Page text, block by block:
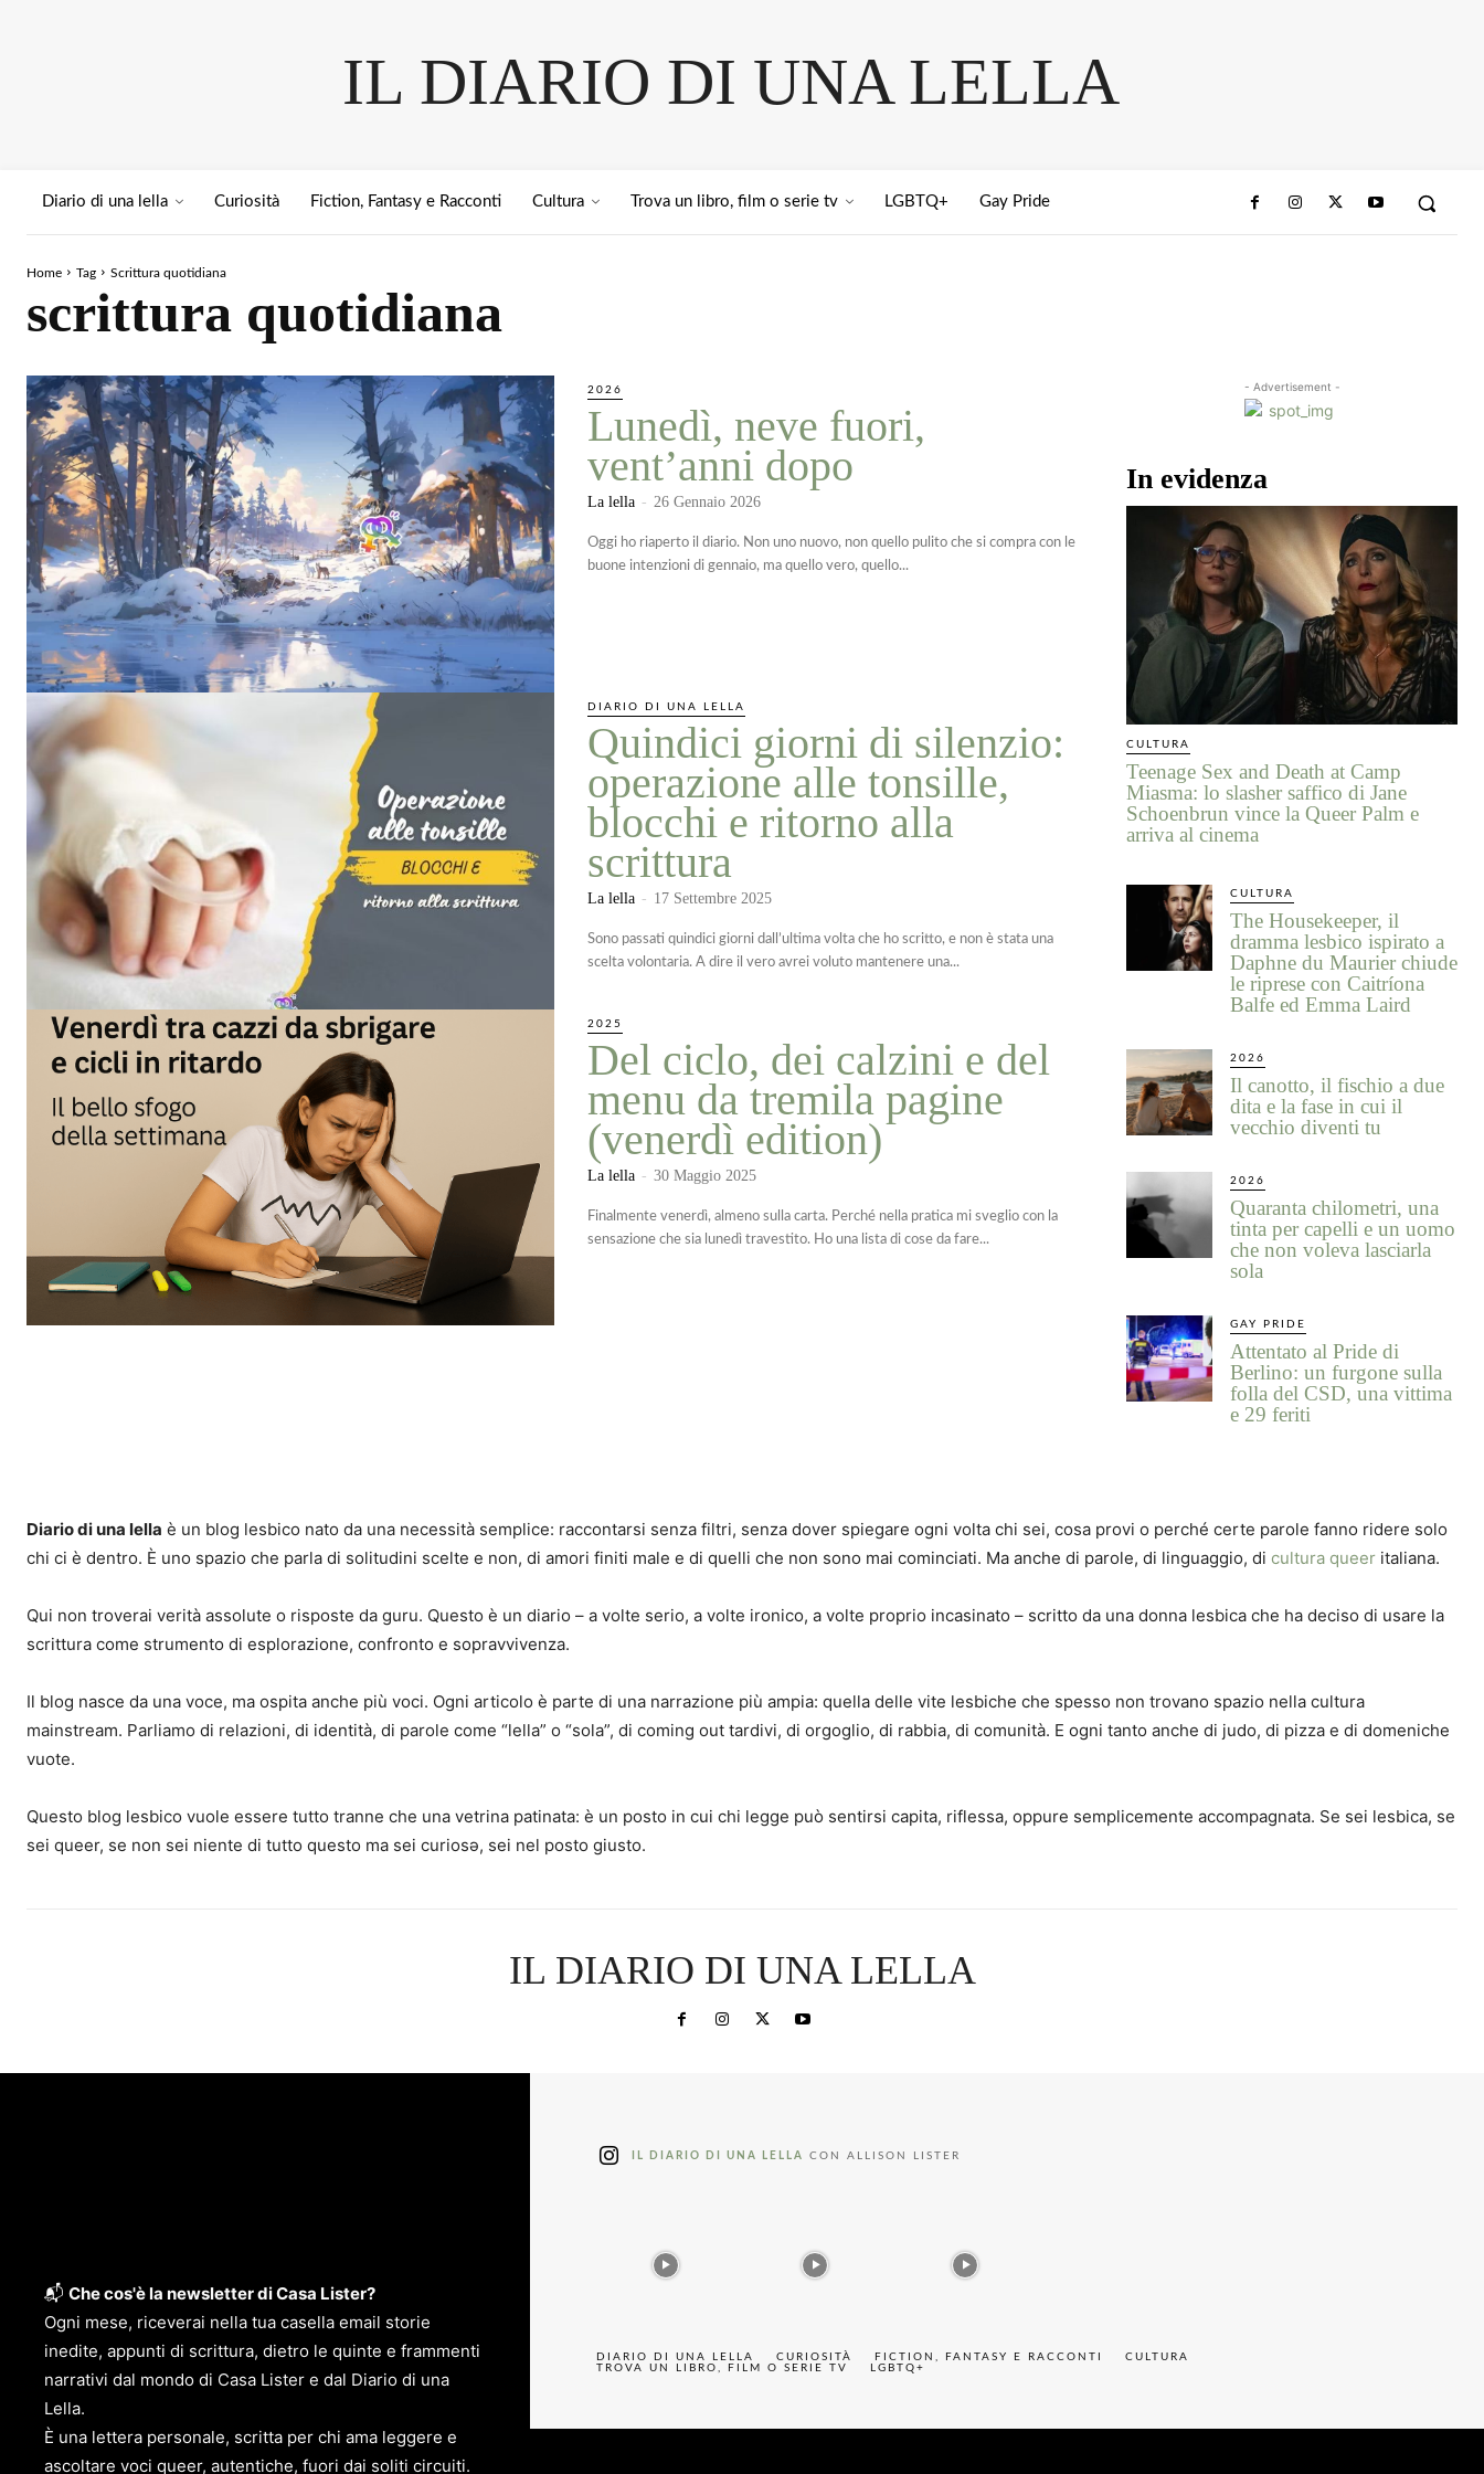
IL DIARIO DI UNA LELLA
Diario di una lella Curiosità Fiction, Fantasy e Racconti Cultura Trova un libro, film o serie tv LGBTQ+ Gay Pride
Home Tag Scrittura quotidiana
scrittura quotidiana
2026
Lunedì, neve fuori,
vent’anni dopo
La lella - 26 Gennaio 2026
Oggi ho riaperto il diario. Non uno nuovo, non quello pulito che si compra con le
buone intenzioni di gennaio, ma quello vero, quello...
DIARIO DI UNA LELLA
Quindici giorni di silenzio:
operazione alle tonsille,
blocchi e ritorno alla
scrittura
La lella - 17 Settembre 2025
Sono passati quindici giorni dall’ultima volta che ho scritto, e non è stata una
scelta volontaria. A dire il vero avrei voluto mantenere una...
2025
Del ciclo, dei calzini e del
menu da tremila pagine
(venerdì edition)
La lella - 30 Maggio 2025
Finalmente venerdì, almeno sulla carta. Perché nella pratica mi sveglio con la
sensazione che sia lunedì travestito. Ho una lista di cose da fare...
- Advertisement -
In evidenza
CULTURA
Teenage Sex and Death at Camp
Miasma: lo slasher saffico di Jane
Schoenbrun vince la Queer Palm e
arriva al cinema
CULTURA
The Housekeeper, il
dramma lesbico ispirato a
Daphne du Maurier chiude
le riprese con Caitríona
Balfe ed Emma Laird
2026
Il canotto, il fischio a due
dita e la fase in cui il
vecchio diventi tu
2026
Quaranta chilometri, una
tinta per capelli e un uomo
che non voleva lasciarla
sola
GAY PRIDE
Attentato al Pride di
Berlino: un furgone sulla
folla del CSD, una vittima
e 29 feriti
Diario di una lella è un blog lesbico nato da una necessità semplice: raccontarsi senza filtri, senza dover spiegare ogni volta chi sei, cosa provi o perché certe parole fanno ridere solo
chi ci è dentro. È uno spazio che parla di solitudini scelte e non, di amori finiti male e di quelli che non sono mai cominciati. Ma anche di parole, di linguaggio, di cultura queer italiana.
Qui non troverai verità assolute o risposte da guru. Questo è un diario – a volte serio, a volte ironico, a volte proprio incasinato – scritto da una donna lesbica che ha deciso di usare la
scrittura come strumento di esplorazione, confronto e sopravvivenza.
Il blog nasce da una voce, ma ospita anche più voci. Ogni articolo è parte di una narrazione più ampia: quella delle vite lesbiche che spesso non trovano spazio nella cultura
mainstream. Parliamo di relazioni, di identità, di parole come “lella” o “sola”, di coming out tardivi, di orgoglio, di rabbia, di comunità. E ogni tanto anche di judo, di pizza e di domeniche
vuote.
Questo blog lesbico vuole essere tutto tranne che una vetrina patinata: è un posto in cui chi legge può sentirsi capita, riflessa, oppure semplicemente accompagnata. Se sei lesbica, se
sei queer, se non sei niente di tutto questo ma sei curiosə, sei nel posto giusto.
IL DIARIO DI UNA LELLA
📬 Che cos'è la newsletter di Casa Lister?
Ogni mese, riceverai nella tua casella email storie
inedite, appunti di scrittura, dietro le quinte e frammenti
narrativi dal mondo di Casa Lister e dal Diario di una
Lella.
È una lettera personale, scritta per chi ama leggere e
ascoltare voci queer, autentiche, fuori dai soliti circuiti.
IL DIARIO DI UNA LELLA CON ALLISON LISTER
DIARIO DI UNA LELLA CURIOSITÀ FICTION, FANTASY E RACCONTI
CULTURA
TROVA UN LIBRO, FILM O SERIE TV
LGBTQ+